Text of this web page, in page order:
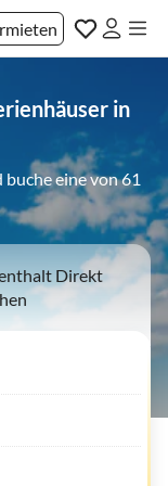
in
eine von 61
Direkt